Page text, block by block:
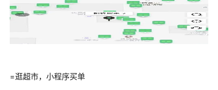
=逛超市，小程序买单